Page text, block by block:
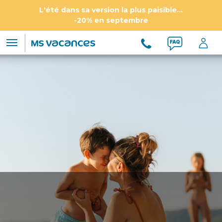
L'été dans sa version la plus paisible...
-20% en septembre